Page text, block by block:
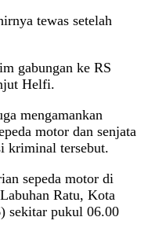
tewas setelah
gabungan ke RS
Helfi.
mengamankan
motor dan senjata
kriminal tersebut.
sepeda motor di
Ratu, Kota
sekitar pukul 06.00